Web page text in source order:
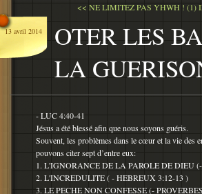
<< NE LIMITEZ PAS YHWH ! (1)
13 avril 2014
OTER LES
LA
- LUC 4:40-41
Jésus a été blessé afin que nous soyons guéris.
Souvent, les problèmes dans le cœur et la vie des
pouvons citer sept d’entre eux:
1. L'IGNORANCE DE LA PAROLE DE DIEU
2. L'INCREDULITE ( - HEBREUX 3:12-13 )
3. LE PECHE NON CONFESSE (-